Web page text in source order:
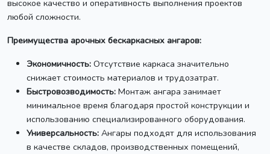
высокое качество и оперативность выполнения проектов
любой сложности.
Преимущества арочных бескаркасных ангаров:
Экономичность: Отсутствие каркаса значительно
снижает стоимость материалов и трудозатрат.
Быстровозводимость: Монтаж ангара занимает
минимальное время благодаря простой конструкции и
использованию специализированного оборудования.
Универсальность: Ангары подходят для использования
в качестве складов, производственных помещений,